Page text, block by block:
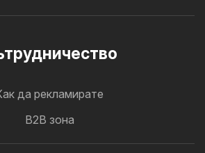
да рекламирате
B2B зона